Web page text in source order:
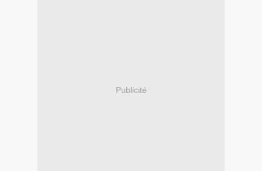
Publicité